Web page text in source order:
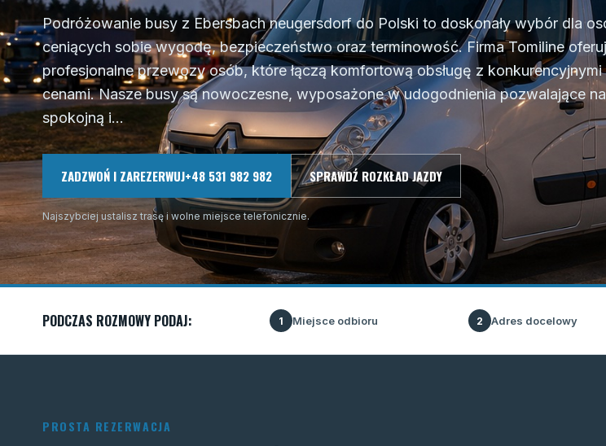
Podróżowanie busy z Ebersbach neugersdorf do Polski to doskonały wybór dla
ceniących sobie wygodę, bezpieczeństwo oraz terminowość. Firma Tomiline
profesjonalne przewozy osób, które łączą komfortową obsługę z konkurencyjnymi
cenami. Nasze busy są nowoczesne, wyposażone w udogodnienia pozwalające na
spokojną i...
ZADZWOŃ I ZAREZERWUJ+48 531 982 982 SPRAWDŹ ROZKŁAD JAZDY
Najszybciej ustalisz trasę i wolne miejsce telefonicznie.
PODCZAS ROZMOWY PODAJ: 1 Miejsce odbioru 2 Adres docelowy
PROSTA REZERWACJA